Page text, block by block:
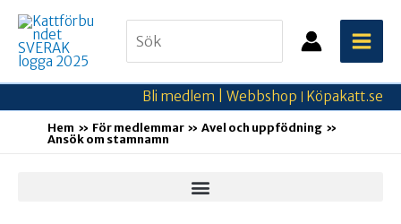
Hoppa
innehåll
for:
Bli medlem | Webbshop Köpakatt.se
Hem För medlemmar
Avel och uppfödning
Ansök om stamnamn